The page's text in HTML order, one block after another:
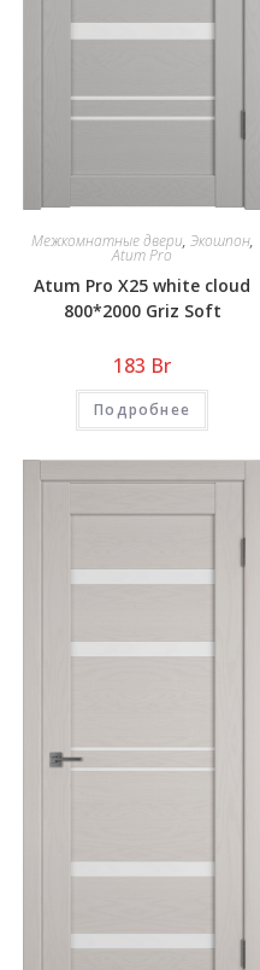
Межкомнатные двери, Экошпон,
Atum Pro
Atum Pro Х25 white cloud
800*2000 Griz Soft
183 Br
Подробнее